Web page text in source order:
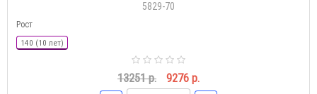
5829-70
Рост
140 (10 лет)
13251 р. 9276 р.